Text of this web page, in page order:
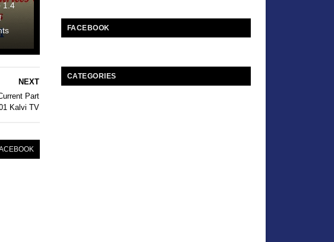
1.4
NEXT
Part
Kalvi TV
FACEBOOK
CATEGORIES